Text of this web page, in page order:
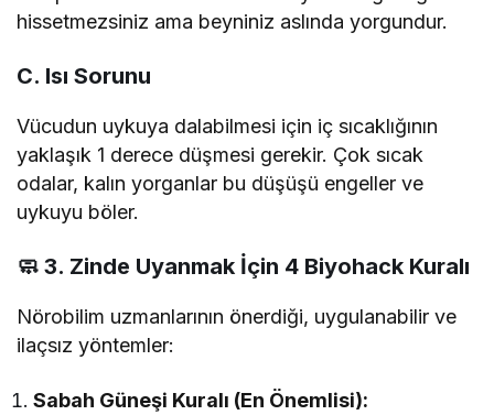
hissetmezsiniz ama beyniniz aslında yorgundur.
C. Isı Sorunu
Vücudun uykuya dalabilmesi için iç sıcaklığının
yaklaşık 1 derece düşmesi gerekir. Çok sıcak
odalar, kalın yorganlar bu düşüşü engeller ve
uykuyu böler.
🧼 3. Zinde Uyanmak İçin 4 Biyohack Kuralı
Nörobilim uzmanlarının önerdiği, uygulanabilir ve
ilaçsız yöntemler:
Sabah Güneşi Kuralı (En Önemlisi):